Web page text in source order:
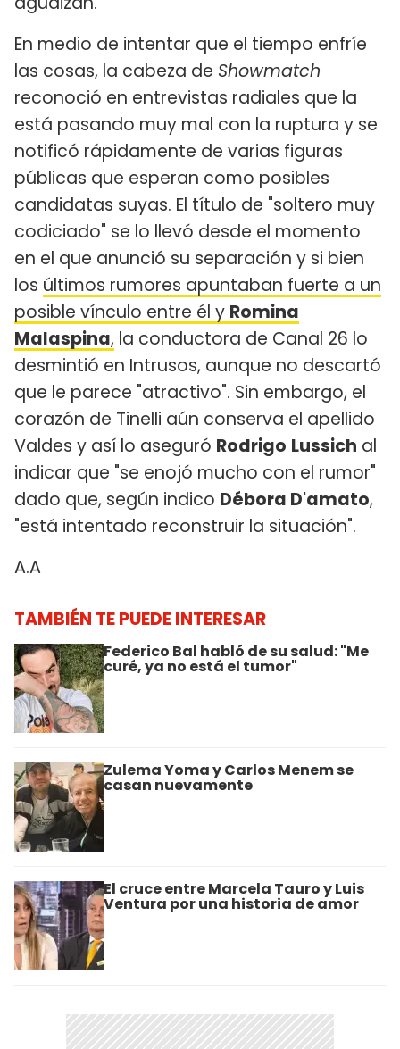
En medio de intentar que el tiempo enfríe
las cosas, la cabeza de Showmatch
reconoció en entrevistas radiales que la
está pasando muy mal con la ruptura y se
notificó rápidamente de varias figuras
públicas que esperan como posibles
candidatas suyas. El título de "soltero muy
codiciado" se lo llevó desde el momento
en el que anunció su separación y si bien
los últimos rumores apuntaban fuerte a un
posible vínculo entre él y Romina
Malaspina, la conductora de Canal 26 lo
desmintió en Intrusos, aunque no descartó
que le parece "atractivo". Sin embargo, el
corazón de Tinelli aún conserva el apellido
Valdes y así lo aseguró Rodrigo Lussich al
indicar que "se enojó mucho con el rumor"
dado que, según indico Débora D'amato,
"está intentado reconstruir la situación".
A.A
TAMBIÉN TE PUEDE INTERESAR
Federico Bal habló de su salud: "Me
curé, ya no está el tumor"
Zulema Yoma y Carlos Menem se
casan nuevamente
El cruce entre Marcela Tauro y Luis
Ventura por una historia de amor